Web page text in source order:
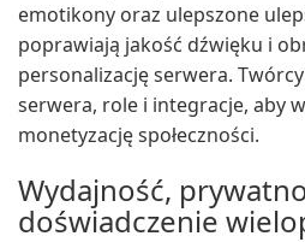
emotikony oraz ulepszone
poprawiają jakość dźwięku i
personalizację serwera.
serwera, role i integracje, aby
monetyzację społeczności.
Wydajność,
doświadczenie